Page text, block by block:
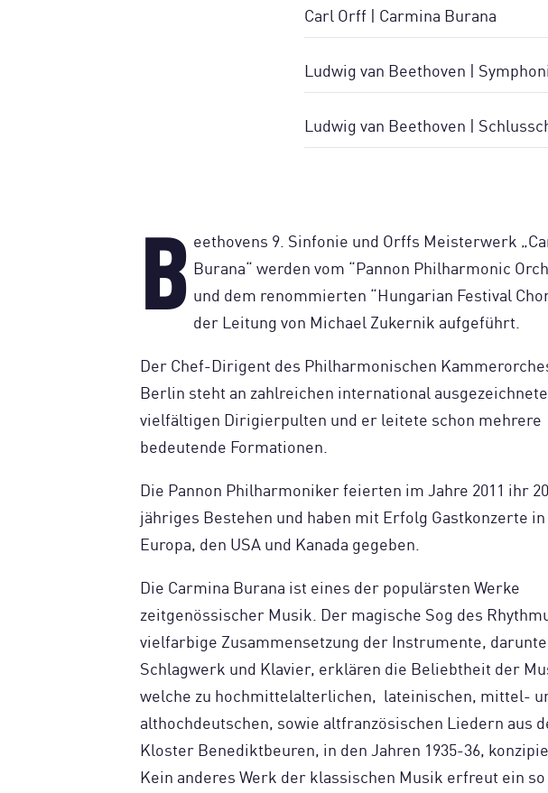
Carl Orff | Carmina Burana
Ludwig van Beethoven |
Ludwig van Beethoven |
B eethovens 9. Sinfonie und Orffs Meisterwerk
Burana“ werden vom “Pannon Philharmonic
und dem renommierten “Hungarian Festival
der Leitung von Michael Zukernik aufgeführt.
Der Chef-Dirigent des Philharmonischen
Berlin steht an zahlreichen international
vielfältigen Dirigierpulten und er leitete schon mehrere
bedeutende Formationen.
Die Pannon Philharmoniker feierten im Jahre 2011 ihr
jähriges Bestehen und haben mit Erfolg Gastkonzerte in
Europa, den USA und Kanada gegeben.
Die Carmina Burana ist eines der populärsten Werke
zeitgenössischer Musik. Der magische Sog des
vielfarbige Zusammensetzung der Instrumente,
Schlagwerk und Klavier, erklären die Beliebtheit der
welche zu hochmittelalterlichen, lateinischen, mittel-
althochdeutschen, sowie altfranzösischen Liedern aus
Kloster Benediktbeuren, in den Jahren 1935-36,
Kein anderes Werk der klassischen Musik erfreut ein so